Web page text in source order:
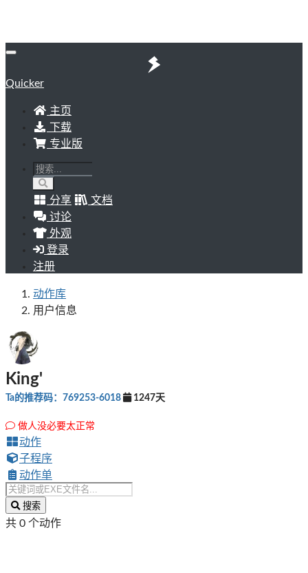
Quicker
主页
下载
专业版
分享
文档
讨论
外观
登录
注册
动作库
用户信息
King'
Ta的推荐码：769253-6018 1247天
做人没必要太正常
动作
子程序
动作单
搜索
共 0 个动作